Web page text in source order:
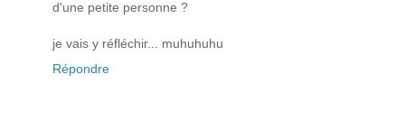
d'une petite personne ?
je vais y réfléchir... muhuhuhu
Répondre